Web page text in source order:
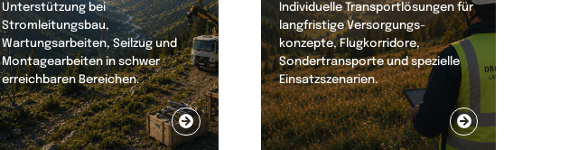
Unterstützung bei
Stromleitungsbau,
Wartungsarbeiten, Seilzug und
Montagearbeiten in schwer
erreichbaren Bereichen.
Individuelle Transportlösungen für
langfristige Versorgungs-
konzepte, Flugkorridore,
Sondertransporte und spezielle
Einsatzszenarien.